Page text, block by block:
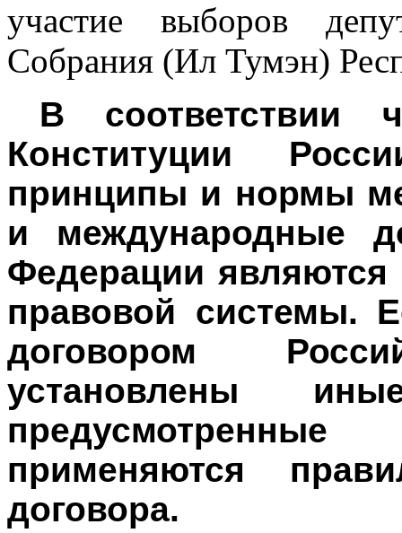
участие выборов
Собрания (Ил Тумэн)
В соответствии
Конституции
принципы и нормы
и международные
Федерации являются
правовой системы.
договором
установлены
применяются
договора.